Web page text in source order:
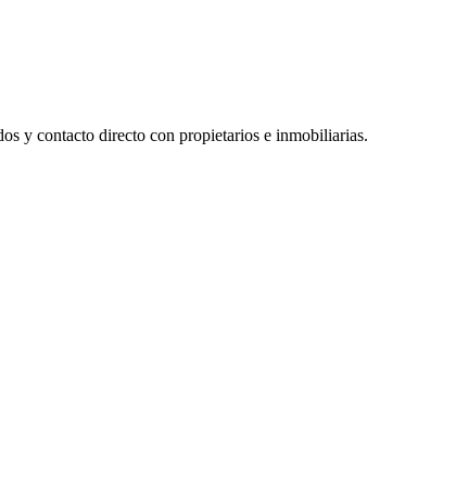
y contacto directo con propietarios e inmobiliarias.